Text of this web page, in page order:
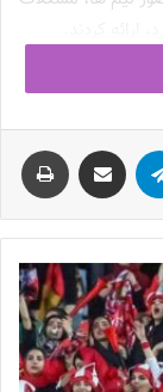
وفوتسال زنانوجود
تیم های زنان آن
در امر تیمداری
ملى فوتبال